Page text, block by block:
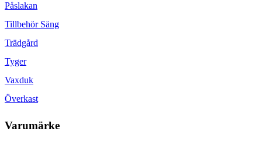
Påslakan
Tillbehör Säng
Trädgård
Tyger
Vaxduk
Överkast
Varumärke